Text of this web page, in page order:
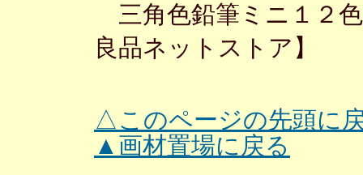
三角色鉛筆ミニ１２
良品ネットストア】
△このページの先頭に
▲画材置場に戻る